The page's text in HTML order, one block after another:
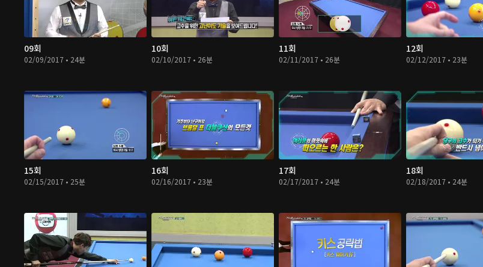
09회
02/09/2017 • 24분
10회
02/10/2017 • 26분
11회
02/11/2017 • 26분
12회
02/12/2017 • 23분
15회
02/15/2017 • 25분
16회
02/16/2017 • 23분
17회
02/17/2017 • 24분
18회
02/18/2017 • 24분